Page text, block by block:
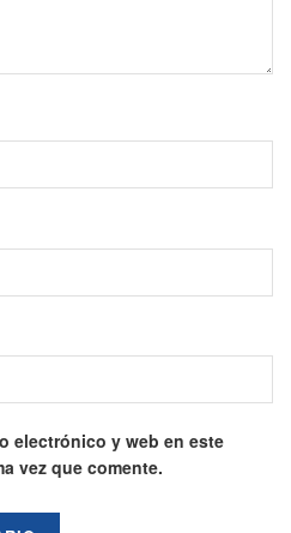
electrónico y web en este
vez que comente.